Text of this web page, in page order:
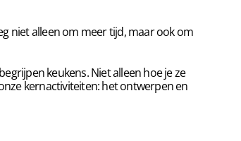
niet alleen om meer tijd, maar ook om
keukens. Niet alleen hoe je ze
kernactiviteiten: het ontwerpen en